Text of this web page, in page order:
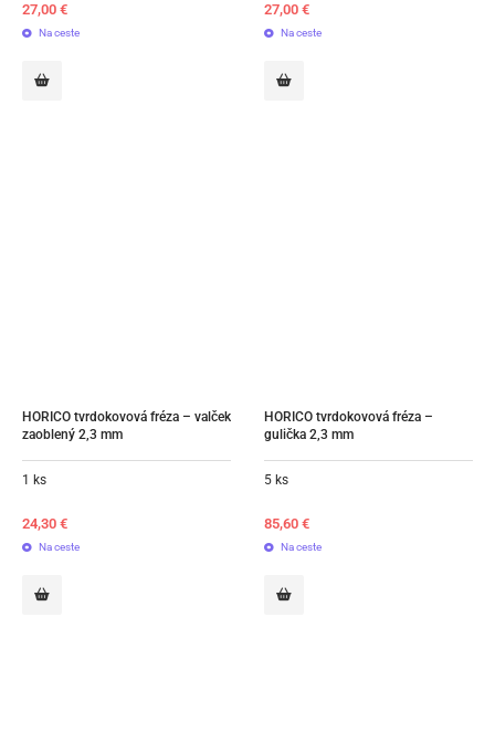
27,00 €
Na ceste
27,00 €
Na ceste
HORICO tvrdokovová fréza – valček
zaoblený 2,3 mm
1 ks
24,30 €
Na ceste
HORICO tvrdokovová fréza –
gulička 2,3 mm
5 ks
85,60 €
Na ceste